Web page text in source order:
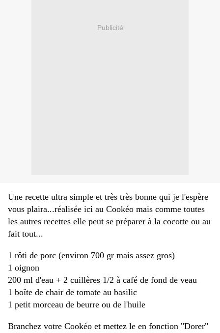
Publicité
Une recette ultra simple et très très bonne qui je l'espère
vous plaira...réalisée ici au Cookéo mais comme toutes
les autres recettes elle peut se préparer à la cocotte ou au
fait tout...
1 rôti de porc (environ 700 gr mais assez gros)
1 oignon
200 ml d'eau + 2 cuillères 1/2 à café de fond de veau
1 boîte de chair de tomate au basilic
1 petit morceau de beurre ou de l'huile
Branchez votre Cookéo et mettez le en fonction "Dorer"